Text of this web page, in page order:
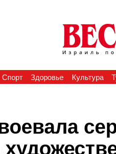
Спорт Здоровье Культура